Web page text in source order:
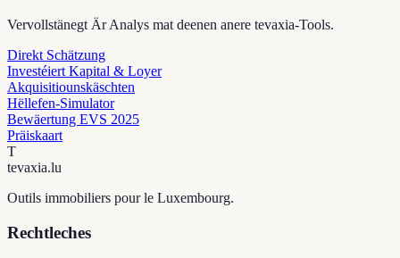
Vervollstänegt Är Analys mat deenen anere tevaxia-Tools.
Direkt Schätzung
Investéiert Kapital & Loyer
Akquisitiounskäschten
Hëllefen-Simulator
Bewäertung EVS 2025
Präiskaart
T
tevaxia.lu
Outils immobiliers pour le Luxembourg.
Rechtleches